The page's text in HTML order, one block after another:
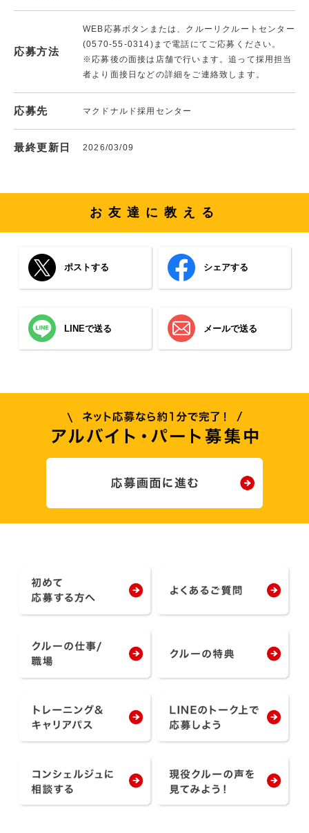
応募方法
WEB応募ボタンまたは、クルーリクルートセンター
(0570-55-0314)まで電話にてご応募ください。
※応募後の面接は店舗で行います。追って採用担当
者より面接日などの詳細をご連絡致します。
応募先 マクドナルド採用センター
最終更新日 2026/03/09
お友達に教える
ポストする シェアする
LINEで送る メールで送る